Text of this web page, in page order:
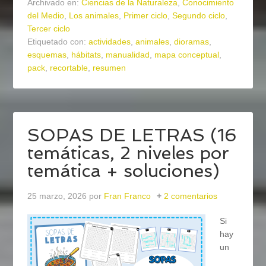
Archivado en:Ciencias de la Naturaleza,Conocimiento
del Medio, Los animales, Primer ciclo,Segundo ciclo,
Tercer ciclo
Etiquetado con:actividades,animales,dioramas,
esquemas, hábitats, manualidad, mapa conceptual,
pack, recortable, resumen
SOPAS DE LETRAS (16
temáticas, 2 niveles por
temática + soluciones)
25 marzo, 2026 por Fran Franco 2 comentarios
Si
hay
un